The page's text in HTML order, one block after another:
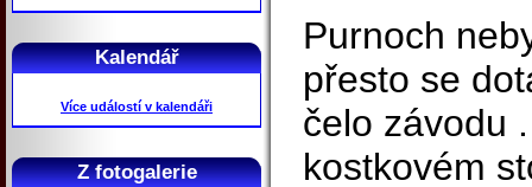
Kalendář
Více událostí v kalendáři
Z fotogalerie
Purnoch
přesto se
čelo závodu
kostkovém